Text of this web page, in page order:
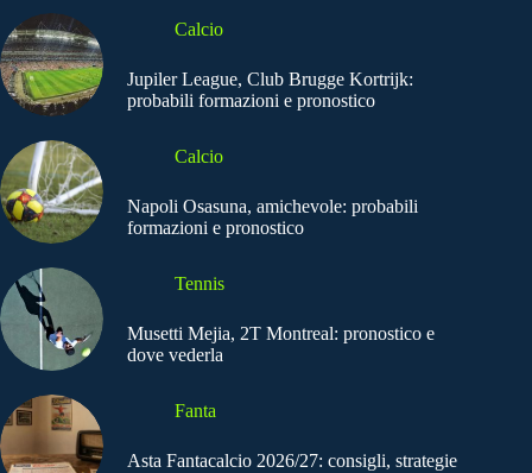
Calcio
Jupiler League, Club Brugge Kortrijk:
probabili formazioni e pronostico
Calcio
Napoli Osasuna, amichevole: probabili
formazioni e pronostico
Tennis
Musetti Mejia, 2T Montreal: pronostico e
dove vederla
Fanta
Asta Fantacalcio 2026/27: consigli, strategie